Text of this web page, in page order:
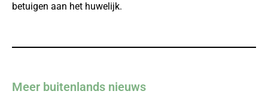
betuigen aan het huwelijk.
Meer buitenlands nieuws